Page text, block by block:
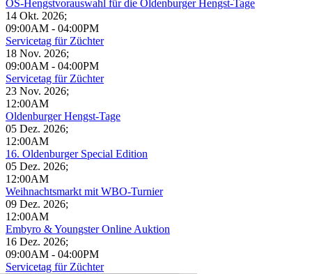
OS-Hengstvorauswahl für die Oldenburger Hengst-Tage
14 Okt. 2026;
09:00AM - 04:00PM
Servicetag für Züchter
18 Nov. 2026;
09:00AM - 04:00PM
Servicetag für Züchter
23 Nov. 2026;
12:00AM
Oldenburger Hengst-Tage
05 Dez. 2026;
12:00AM
16. Oldenburger Special Edition
05 Dez. 2026;
12:00AM
Weihnachtsmarkt mit WBO-Turnier
09 Dez. 2026;
12:00AM
Embyro & Youngster Online Auktion
16 Dez. 2026;
09:00AM - 04:00PM
Servicetag für Züchter